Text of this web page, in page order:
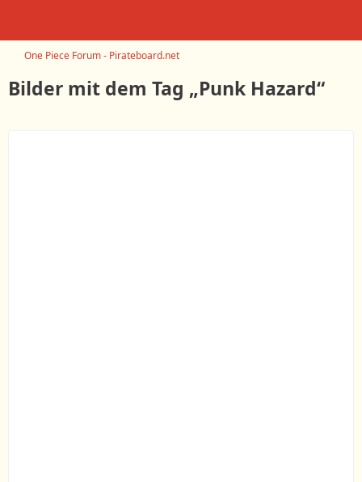
One Piece Forum - Pirateboard.net
Bilder mit dem Tag „Punk Hazard“